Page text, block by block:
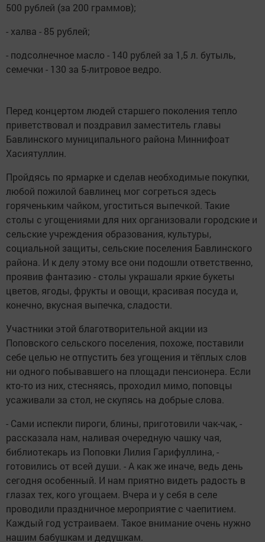
500 рублей (за 200 граммов);
- халва - 85 рублей;
- подсолнечное масло - 140 рублей за 1,5 л. бутыль,
семечки - 130 за 5-литровое ведро.
Перед концертом людей старшего поколения тепло
приветствовал и поздравил заместитель главы
Бавлинского муниципального района Миннифоат
Хасиятуллин.
Пройдясь по ярмарке и сделав необходимые покупки,
любой пожилой бавлинец мог согреться здесь
горяченьким чайком, угоститься выпечкой. Такие
столы с угощениями для них организовали городские и
сельские учреждения образования, культуры,
социальной защиты, сельские поселения Бавлинского
района. И к делу этому все они подошли ответственно,
проявив фантазию - столы украшали яркие букеты
цветов, ягоды, фрукты и овощи, красивая посуда и,
конечно, вкусная выпечка, сладости.
Участники этой благотворительной акции из
Поповского сельского поселения, похоже, поставили
себе целью не отпустить без угощения и тёплых слов
ни одного побывавшего на площади пенсионера. Если
кто-то из них, стесняясь, проходил мимо, поповцы
усаживали за стол, не скупясь на добрые слова.
- Сами испекли пироги, блины, приготовили чак-чак, -
рассказала нам, наливая очередную чашку чая,
библиотекарь из Поповки Лилия Гарифуллина, -
готовились от всей души. - А как же иначе, ведь день
сегодня особенный. И нам приятно видеть радость в
глазах тех, кого угощаем. Вчера и у себя в селе
проводили праздничное мероприятие с чаепитием.
Каждый год устраиваем. Такое внимание очень нужно
нашим бабушкам и дедушкам.